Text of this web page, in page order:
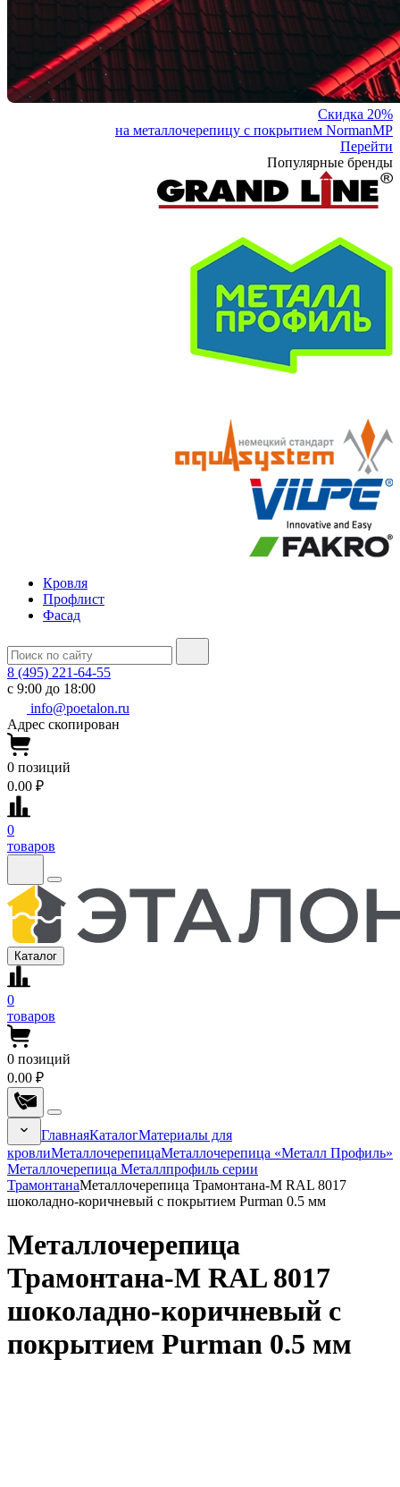
Скидка 20%
на металлочерепицу с покрытием NormanMP
Перейти
Популярные бренды
Кровля
Профлист
Фасад
8 (495) 221-64-55
с 9:00 до 18:00
info@poetalon.ru
Адрес скопирован
0 позиций
0.00 ₽
0
товаров
Каталог
0
товаров
0 позиций
0.00 ₽
ГлавнаяКаталогМатериалы для
кровлиМеталлочерепицаМеталлочерепица «Металл Профиль»
Металлочерепица Металлпрофиль серии
ТрамонтанаМеталлочерепица Трамонтана-M RAL 8017
шоколадно-коричневый с покрытием Purman 0.5 мм
Металлочерепица
Трамонтана-M RAL 8017
шоколадно-коричневый с
покрытием Purman 0.5 мм